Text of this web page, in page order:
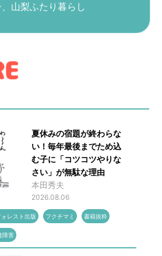
山梨ふたり暮らし
夏休みの宿題が終わらな
い！毎年最後までため込
む子に「コツコツやりな
さい」が無駄な理由
本田秀夫
2026.08.06
ォレスト出版 フクチマミ 書籍抜粋
障害